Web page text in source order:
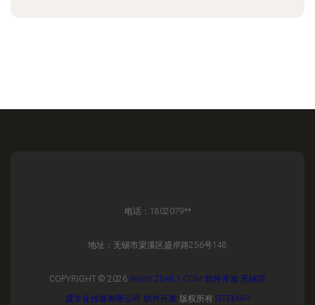
电话：1802079**
地址：无锡市梁溪区盛岸路256号148
COPYRIGHT © 2026 WWW.ZDHL1.COM 软件开发 无锡雷
霆文化传媒有限公司 软件开发 版权所有 SITEMAP